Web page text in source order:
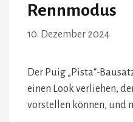
Rennmodus
10. Dezember 2024
Der Puig „Pista“-
einen Look verliehen,
vorstellen können, und